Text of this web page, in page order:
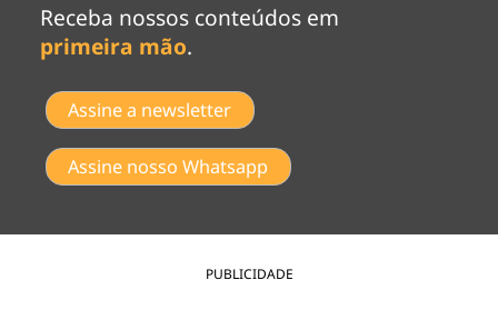
Receba nossos conteúdos em
primeira mão.
Assine a newsletter
Assine nosso Whatsapp
PUBLICIDADE